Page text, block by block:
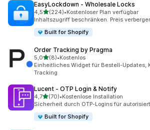
EasyLockdown ‑ Wholesale Locks
4,5von 5 Sternen
(224)
224 Rezensionen insgesamt
•Kostenloser Plan verfügbar
Inhaltszugriff beschränken. Preis
Built for Shopify
Order Tracking by Pragma
5,0von 5 Sternen
(8)
8 Rezensionen insgesamt
•Kostenlos
Einheitliches Widget für Bestell-Updates,
Tracking
Lucent ‑ OTP Login & Notify
4,7von 5 Sternen
(70)
70 Rezensionen insgesamt
•Kostenlose Installation
Sicherheit durch OTP-Logins für
Built for Shopify